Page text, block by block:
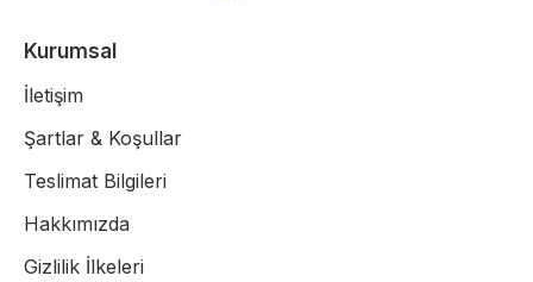
Kurumsal
İletişim
Şartlar & Koşullar
Teslimat Bilgileri
Hakkımızda
Gizlilik İlkeleri